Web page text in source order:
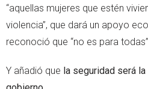
“aquellas mujeres que estén
violencia”, que dará un apoyo
reconoció que “no es para
Y añadió que la seguridad será